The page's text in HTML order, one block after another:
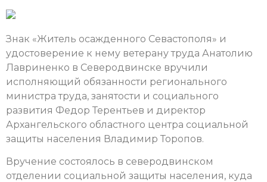
Знак «Житель осажденного Севастополя» и
удостоверение к нему ветерану труда Анатолию
Лавриненко в Северодвинске вручили
исполняющий обязанности регионального
министра труда, занятости и социального
развития Федор Терентьев и директор
Архангельского областного центра социальной
защиты населения Владимир Торопов.
Вручение состоялось в северодвинском
отделении социальной защиты населения, куда